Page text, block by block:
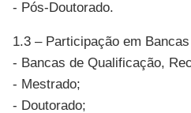
- Pós-Doutorado.
1.3 – Participação em Bancas
- Bancas de Qualificação,
- Mestrado;
- Doutorado;